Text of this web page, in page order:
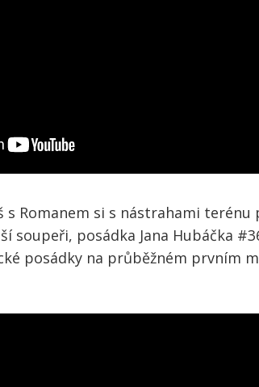
Romanem si s nástrahami
soupeři, posádka Jana Hubáčka
posádky na průběžném prvním